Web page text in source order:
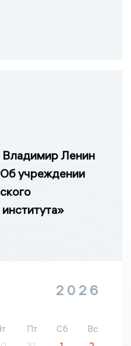
Владимир Ленин
учреждении
2026
Пт Сб
Вс